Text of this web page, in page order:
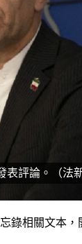
評論。（法
錄相關文本，